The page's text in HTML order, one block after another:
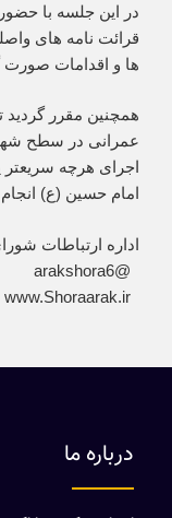
در این جلسه با
قرائت نامه های
ها و اقدامات صورت
همچنین مقرر گردید
عمرانی در سطح
اجرای هرچه
امام حسین (ع)
اداره ارتباطات
‏ @arakshora6
درباره ما